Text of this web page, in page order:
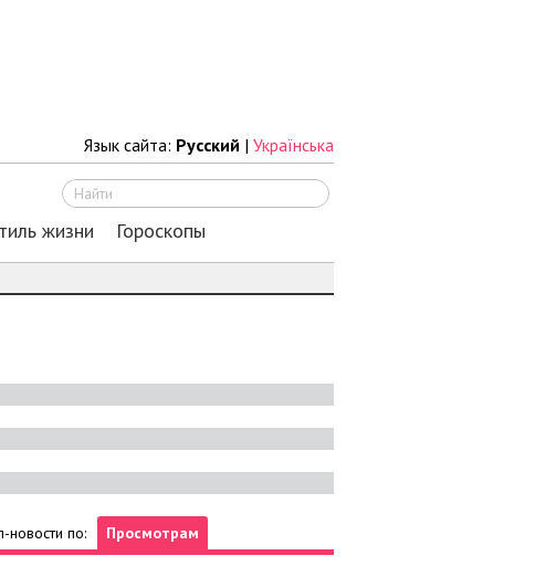
Язык сайта: Русский | Українська
жизни Гороскопы
новости по: Просмотрам